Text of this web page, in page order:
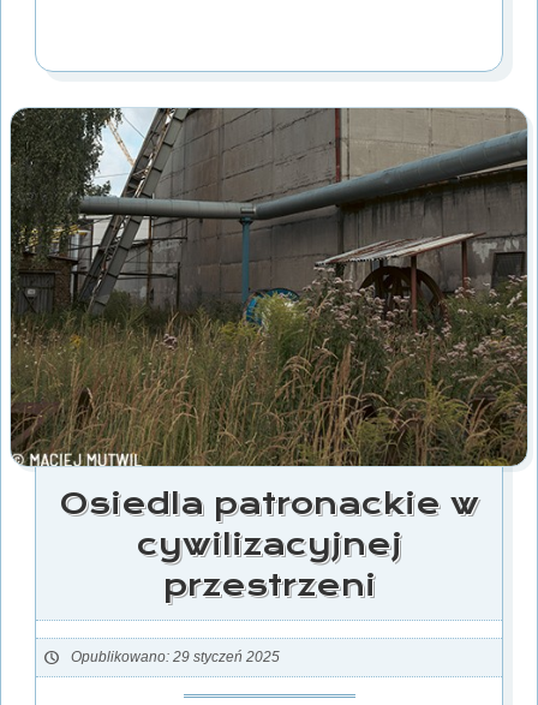
Osiedla patronackie w
cywilizacyjnej
przestrzeni
Opublikowano: 29 styczeń 2025